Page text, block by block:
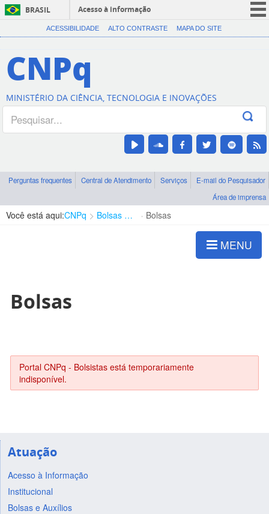
BRASIL
Acesso à informação
CORONAVÍRUS (COVID-19)
Canais
ACESSIBILIDADE ALTO CONTRASTE MAPA DO SITE
CNPq
MINISTÉRIO DA CIÊNCIA, TECNOLOGIA E INOVAÇÕES
Perguntas frequentes Central de Atendimento Serviços
E-mail do Pesquisador
Área de imprensa
Você está aqui:CNPq Bolsas e Auxílios Vigentes Bolsas
MENU
Bolsas
Portal CNPq - Bolsistas está temporariamente
indisponível.
Atuação
Acesso à Informação
Institucional
Bolsas e Auxílios